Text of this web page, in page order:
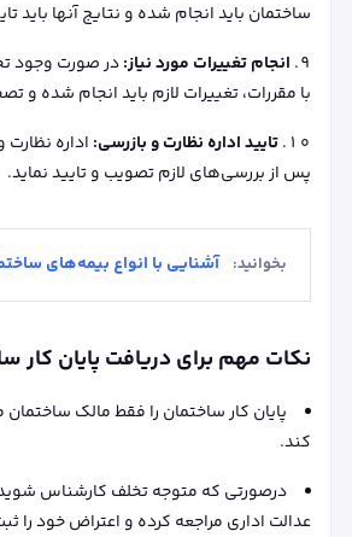
ساختمان باید انجام شده و نتایج آنها باید
انجام تغییرات مورد نیاز:در صورت وجود
با مقررات، تغییرات لازم باید انجام شده و
تایید اداره نظارت و بازرسی: اداره
پس از بررسی‌های لازم تصویب و تایید نماید.
بخوانید: آشنایی با انواع بیمه‌های
نکات مهم برای دریافت پایان کار
پایان کار ساختمان را فقط مالک
کند.
درصورتی که متوجه تخلف کارشناس
عدالت اداری مراجعه کرده و اعتراض خود را